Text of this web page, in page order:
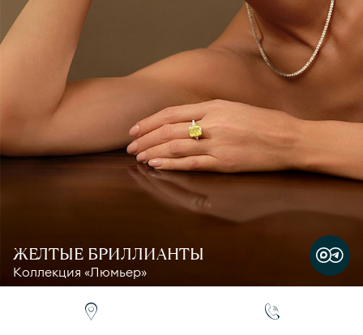
ЖЕЛТЫЕ БРИЛЛИАНТЫ
Коллекция «Люмьер»
ВЫБРАТЬ УКРАШЕНИЯ